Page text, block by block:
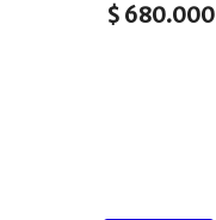
$ 680.000